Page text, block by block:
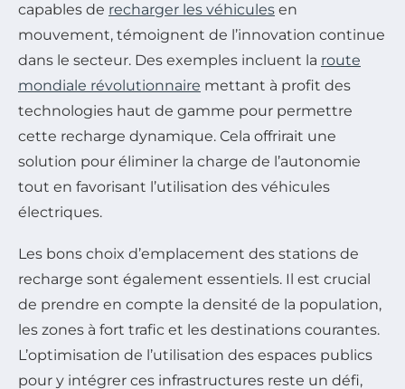
capables de recharger les véhicules en
mouvement, témoignent de l’innovation continue
dans le secteur. Des exemples incluent la route
mondiale révolutionnaire mettant à profit des
technologies haut de gamme pour permettre
cette recharge dynamique. Cela offrirait une
solution pour éliminer la charge de l’autonomie
tout en favorisant l’utilisation des véhicules
électriques.
Les bons choix d’emplacement des stations de
recharge sont également essentiels. Il est crucial
de prendre en compte la densité de la population,
les zones à fort trafic et les destinations courantes.
L’optimisation de l’utilisation des espaces publics
pour y intégrer ces infrastructures reste un défi,